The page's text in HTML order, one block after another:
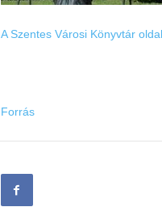
A Szentes Városi Könyvtár
Forrás